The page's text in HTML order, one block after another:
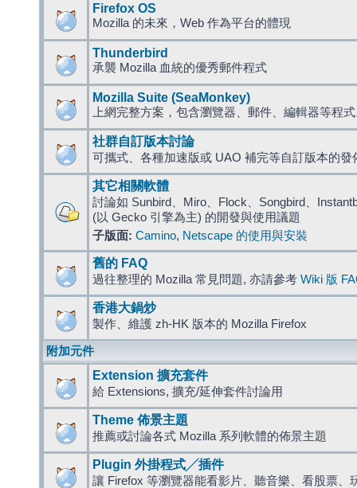
Firefox OS
Mozilla 的未來，Web 作為平台的體現
Thunderbird
承襲 Mozilla 血統的優秀郵件程式
Mozilla Suite (SeaMonkey)
上網完整方案，包含瀏覽器、郵件、編輯器等程
社群自訂版本討論
可攜式、各種加速版或 UAO 補完等自訂版本的發
其它相關軟體
討論如 Sunbird、Miro、Flock、Songbird、
(以 Gecko 引擎為主) 的開發與使用議題
子版面: Camino, Netscape 的使用與安裝
舊的 FAQ
過往整理的 Mozilla 常見問題, 亦請參考 Wiki 版
香港大鍋炒
製作、維護 zh-HK 版本的 Mozilla Firefox
附加元件
Extension 擴充套件
給 Extensions, 擴充/延伸套件討論用
Theme 佈景主題
推薦或討論各式 Mozilla 系列軟體的佈景主題
Plugin 外掛程式╱插件
讓 Firefox 等瀏覽器能看影片、聽音樂、看股票、